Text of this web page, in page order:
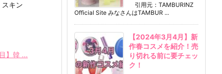
キン
】韓 ...
引用元：TAMBURINZ
Official Site みなさんはTAMBUR ...
【2024年3月4月】新
作春コスメを紹介！売
り切れる前に要チェッ
ク！